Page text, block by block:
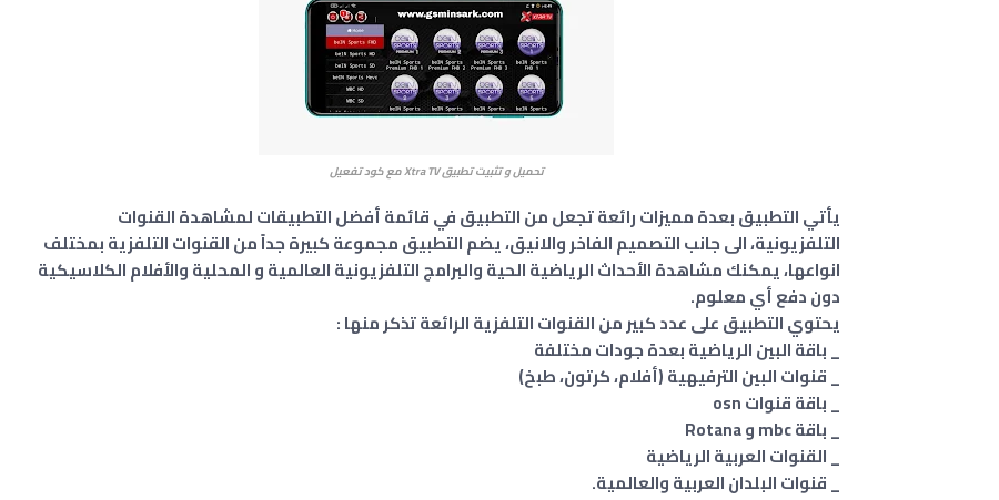
تحميل و تثبيت تطبيق Xtra TV مع كود تفعيل
يأتي التطبيق بعدة مميزات رائعة تجعل من التطبيق في قائمة أفضل التطبيقات لمشاهدة القنوات
التلفزيونية، الى جانب التصميم الفاخر والانيق، يضم التطبيق مجموعة كبيرة جداً من القنوات التلفزية بمختلف
انواعها، يمكنك مشاهدة الأحداث الرياضية الحية والبرامج التلفزيونية العالمية و المحلية والأفلام الكلاسيكية
دون دفع أي معلوم.
يحتوي التطبيق على عدد كبير من القنوات التلفزية الرائعة تذكر منها :
_ باقة البين الرياضية بعدة جودات مختلفة
_ قنوات البين الترفيهية (أفلام، كرتون، طبخ)
_ باقة قنوات osn
_ باقة mbc و Rotana
_ القنوات العربية الرياضية
_ قنوات البلدان العربية والعالمية.